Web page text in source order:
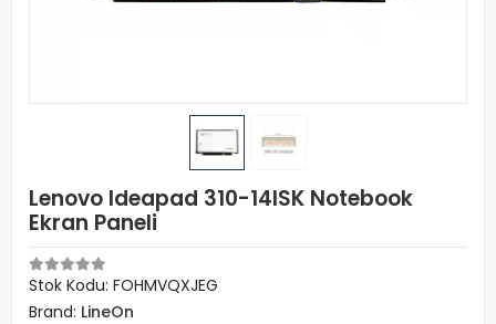
Lenovo Ideapad 310-14ISK Notebook
Ekran Paneli
Stok Kodu: FOHMVQXJEG
Brand: LineOn